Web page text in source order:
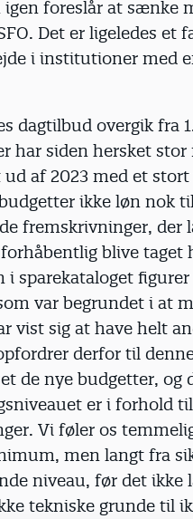
igen foreslår at sænke
Det er ligeledes et
i institutioner med
dagtilbud overgik fra
har siden hersket
af 2023 med et
ikke løn nok
fremskrivninger, der
blive taget
i sparekataloget
var begrundet i at
vist sig at have helt
derfor til
de nye budgetter, og
er i forhold
Vi føler os
men langt fra
niveau, før det
tekniske grunde til